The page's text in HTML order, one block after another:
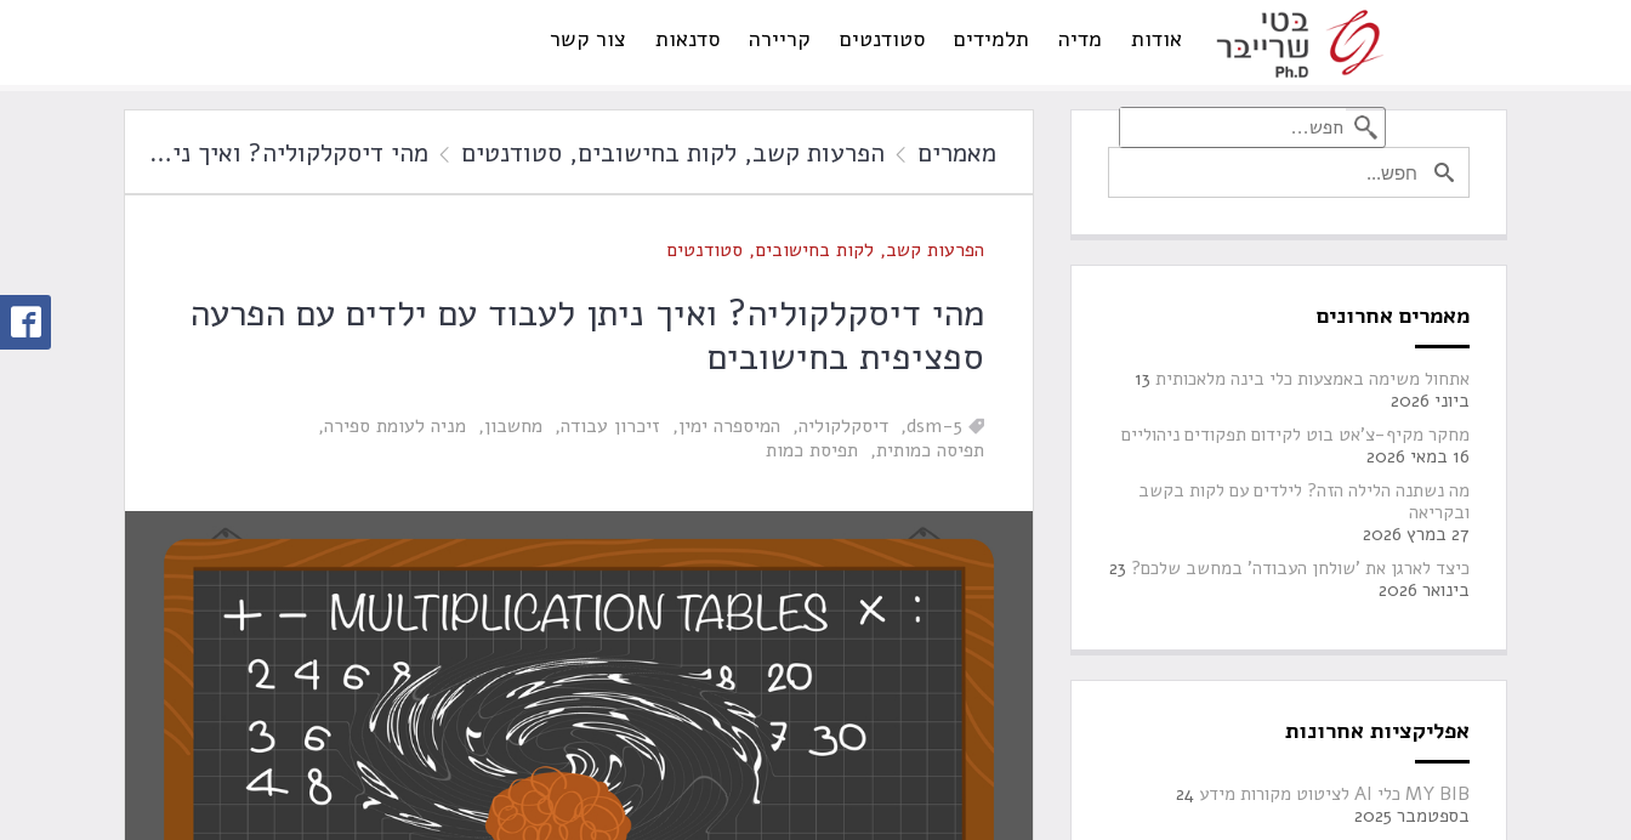
אודות מדיה תלמידים סטודנטים קריירה סדנאות צור קשר
מאמרים הפרעות קשב, לקות בחישובים, סטודנטים מהי דיסקלקוליה? ואיך ניתן לעבוד עם ילדים עם הפרעה ספציפית בחישובים
הפרעות קשב, לקות בחישובים, סטודנטים
מהי דיסקלקוליה? ואיך ניתן לעבוד עם ילדים עם הפרעה
ספציפית בחישובים
dsm-5 דיסקלקוליה המיספרה ימין זיכרון עבודה מחשבון
מניה לעומת ספירה
תפיסה כמותית
תפיסת כמות
מאמרים אחרונים
אתחול משימה באמצעות כלי בינה מלאכותית 13
ביוני 2026
מחקר מקיף-צ'אט בוט לקידום תפקודים ניהוליים
16 במאי 2026
מה נשתנה הלילה הזה? לילדים עם לקות בקשב
ובקריאה
27 במרץ 2026
כיצד לארגן את 'שולחן העבודה' במחשב שלכם? 23
בינואר 2026
אפליקציות אחרונות
MY BIB כלי AI לציטוט מקורות מידע
24
בספטמבר 2025